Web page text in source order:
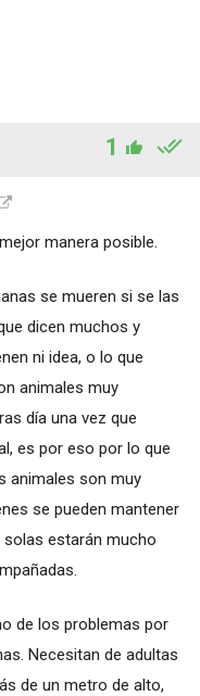
1
manera posible.
se mueren si se las
dicen muchos y
ni idea, o lo que
animales muy
día una vez que
es por eso por lo que
animales son muy
se pueden mantener
estarán mucho
de los problemas por
Necesitan de adultas
de un metro de alto,